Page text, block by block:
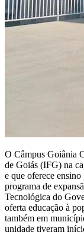
O Câmpus Goiânia
de Goiás (IFG) na
e que oferece
programa de
Tecnológica do
oferta educação à
também em
unidade tiveram